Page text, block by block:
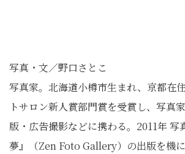
写真・文／野口さとこ
写真家。北海道小樽市生まれ、京都在
トサロン新人賞部門賞を受賞し、写真
版・広告撮影などに携わる。2011年 写
夢』（Zen Foto Gallery）の出版を機